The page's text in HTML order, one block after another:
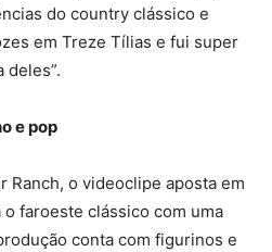
do country clássico e
em Treze Tílias e fui super
deles”.
e pop
Ranch, o videoclipe aposta em
faroeste clássico com uma
conta com figurinos e